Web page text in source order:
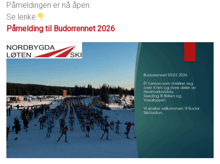
oppdatering
Påmeldingen er nå åpen:
Se lenke
Påmelding til Budorrennet 2026